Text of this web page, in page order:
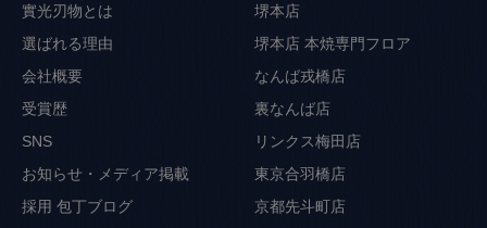
實光刃物とは
選ばれる理由
会社概要
受賞歴
SNS
お知らせ・メディア掲載
採用 包丁ブログ
堺本店
堺本店 本焼専門フロア
なんば戎橋店
裏なんば店
リンクス梅田店
東京合羽橋店
京都先斗町店